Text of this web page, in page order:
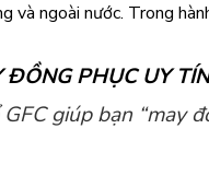
ngoài nước. Trong
ĐỒNG PHỤC UY
giúp bạn “may